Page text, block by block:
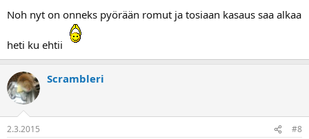
Noh nyt on onneks pyörään romut ja tosiaan kasaus saa alkaa
heti ku ehtii
Scrambleri
2.3.2015 #8